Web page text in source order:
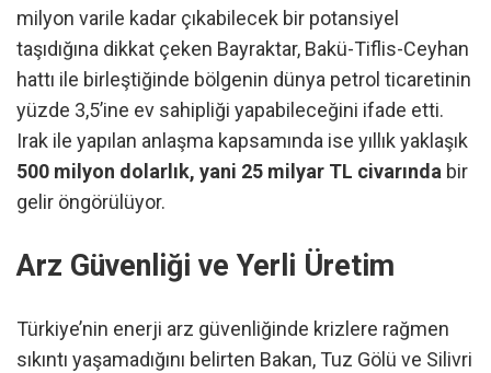
milyon varile kadar çıkabilecek bir potansiyel
taşıdığına dikkat çeken Bayraktar, Bakü-Tiflis-Ceyhan
hattı ile birleştiğinde bölgenin dünya petrol ticaretinin
yüzde 3,5’ine ev sahipliği yapabileceğini ifade etti.
Irak ile yapılan anlaşma kapsamında ise yıllık yaklaşık
500 milyon dolarlık, yani 25 milyar TL civarında bir
gelir öngörülüyor.
Arz Güvenliği ve Yerli Üretim
Türkiye’nin enerji arz güvenliğinde krizlere rağmen
sıkıntı yaşamadığını belirten Bakan, Tuz Gölü ve Silivri